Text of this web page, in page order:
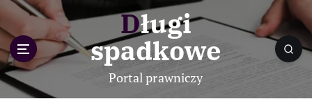
p
o
c
Długi
spadkowe
Portal prawniczy